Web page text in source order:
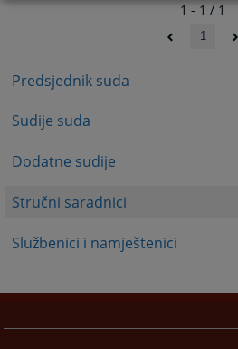
Predsjednik suda
Sudije suda
Dodatne sudije
Stručni saradnici
Službenici i namještenici
1 - 1 / 1
1